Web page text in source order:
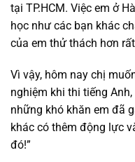
tại TP.HCM. Việc em ở
học như các bạn khác
của em thử thách hơn
Vì vậy, hôm nay chị
nghiệm khi thi tiếng
những khó khăn em đã
khác có thêm động lực
đó!”